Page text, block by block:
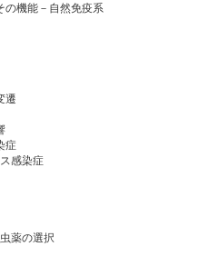
の機能－自然免疫系
遷
症
感染症
薬の選択